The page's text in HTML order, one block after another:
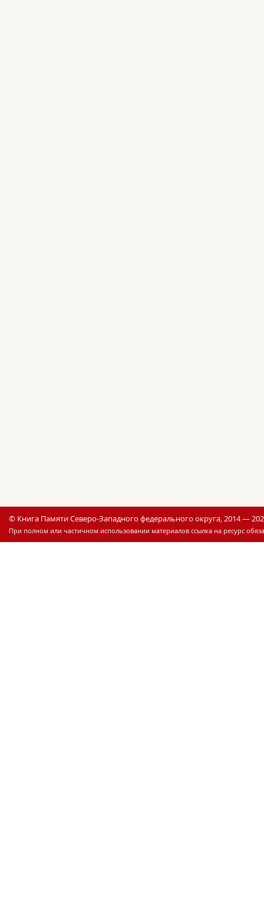
© Книга Памяти Северо-Западного федерального округа, 2014 —
При полном или частичном использовании материалов ссылка на ресурс